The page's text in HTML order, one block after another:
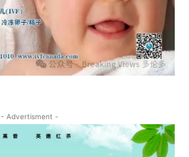
- Advertisment -